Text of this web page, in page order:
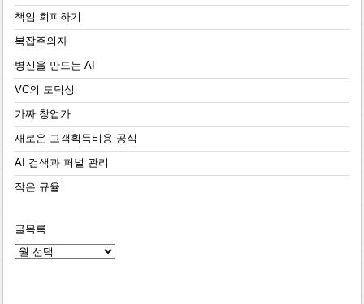
책임 회피하기
복잡주의자
병신을 만드는 AI
VC의 도덕성
가짜 창업가
새로운 고객획득비용 공식
AI 검색과 퍼널 관리
작은 규율
글목록
글